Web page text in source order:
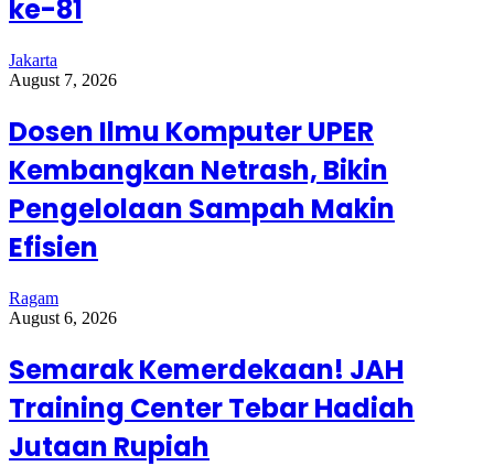
ke-81
Jakarta
August 7, 2026
Dosen Ilmu Komputer UPER
Kembangkan Netrash, Bikin
Pengelolaan Sampah Makin
Efisien
Ragam
August 6, 2026
Semarak Kemerdekaan! JAH
Training Center Tebar Hadiah
Jutaan Rupiah